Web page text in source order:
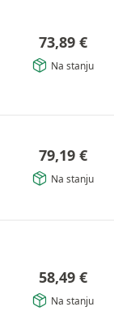
73,89 €
Na stanju
79,19 €
Na stanju
58,49 €
Na stanju